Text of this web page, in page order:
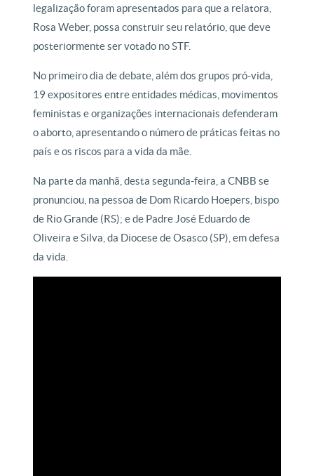
legalização foram apresentados para que a relatora,
Rosa Weber, possa construir seu relatório, que deve
posteriormente ser votado no STF.
No primeiro dia de debate, além dos grupos pró-vida,
19 expositores entre entidades médicas, movimentos
feministas e organizações internacionais defenderam
o aborto, apresentando o número de práticas feitas no
país e os riscos para a vida da mãe.
Na parte da manhã, desta segunda-feira, a CNBB se
pronunciou, na pessoa de Dom Ricardo Hoepers, bispo
de Rio Grande (RS); e de Padre José Eduardo de
Oliveira e Silva, da Diocese de Osasco (SP), em defesa
da vida.